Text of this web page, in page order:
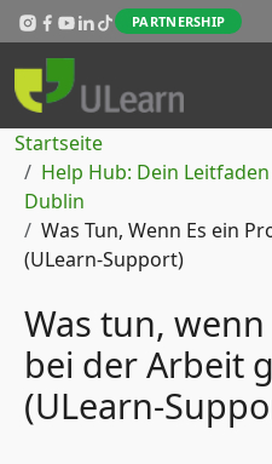
Direkt zum InhaltPARTNERSHIP
Pfadnavigation
Startseite
Help Hub: Dein
Dublin
Was Tun, Wenn Es ein
(ULearn‑Support)
Was tun,
bei der Arbeit